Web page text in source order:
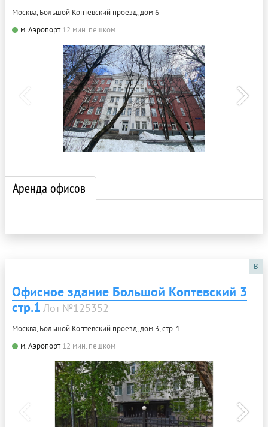
Москва, Большой Коптевский проезд, дом 6
м. Аэропорт 12 мин. пешком
Аренда офисов
B
Офисное здание Большой Коптевский 3
стр.1 Лот №125352
Москва, Большой Коптевский проезд, дом 3, стр. 1
м. Аэропорт 12 мин. пешком